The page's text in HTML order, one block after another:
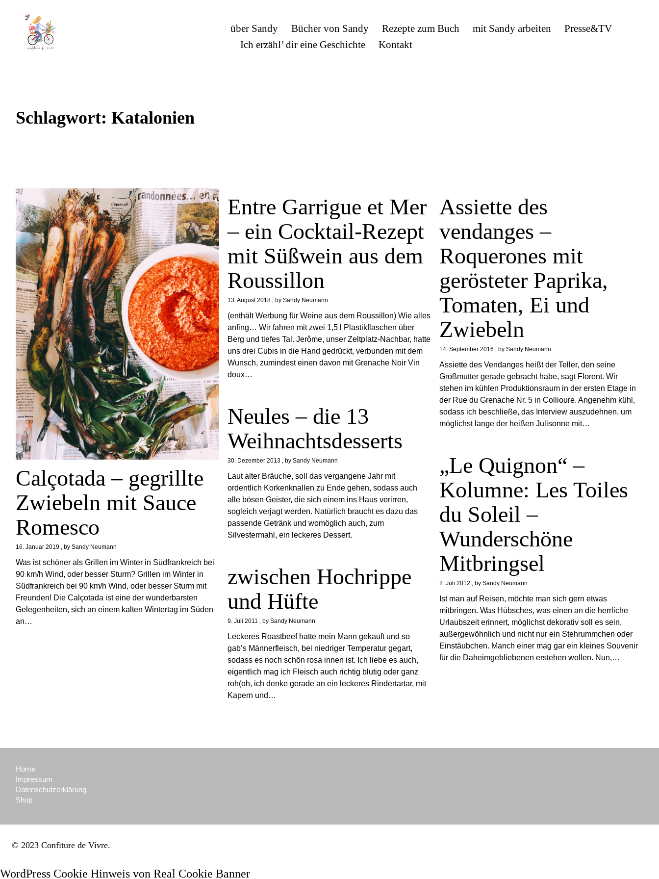
über Sandy Bücher von Sandy Rezepte zum Buch mit Sandy arbeiten
Presse&TV
Ich erzähl’ dir eine Geschichte
Kontakt
Schlagwort:Katalonien
Calçotada – gegrillte
Zwiebeln mit Sauce
Romesco
16. Januar 2019 bySandy Neumann
Was ist schöner als Grillen im Winter in Südfrankreich bei
90 km/h Wind, oder besser Sturm? Grillen im Winter in
Südfrankreich bei 90 km/h Wind, oder besser Sturm mit
Freunden! Die Calçotada ist eine der wunderbarsten
Gelegenheiten, sich an einem kalten Wintertag im Süden
an…
Entre Garrigue et Mer
– ein Cocktail-Rezept
mit Süßwein aus dem
Roussillon
13. August 2018 bySandy Neumann
(enthält Werbung für Weine aus dem Roussillon) Wie alles
anfing… Wir fahren mit zwei 1,5 l Plastikflaschen über
Berg und tiefes Tal. Jerôme, unser Zeltplatz-Nachbar, hatte
uns drei Cubis in die Hand gedrückt, verbunden mit dem
Wunsch, zumindest einen davon mit Grenache Noir Vin
doux…
Assiette des
vendanges –
Roquerones mit
gerösteter Paprika,
Tomaten, Ei und
Zwiebeln
14. September 2016 by Sandy Neumann
Assiette des Vendanges heißt der Teller, den seine
Großmutter gerade gebracht habe, sagt Florent. Wir
stehen im kühlen Produktionsraum in der ersten Etage in
der Rue du Grenache Nr. 5 in Collioure. Angenehm kühl,
sodass ich beschließe, das Interview auszudehnen, um
möglichst lange der heißen Julisonne mit…
Neules – die 13
Weihnachtsdesserts
30. Dezember 2013 bySandy Neumann
Laut alter Bräuche, soll das vergangene Jahr mit
ordentlich Korkenknallen zu Ende gehen, sodass auch
alle bösen Geister, die sich einem ins Haus verirren,
sogleich verjagt werden. Natürlich braucht es dazu das
passende Getränk und womöglich auch, zum
Silvestermahl, ein leckeres Dessert.
„Le Quignon“ –
Kolumne: Les Toiles
du Soleil –
Wunderschöne
Mitbringsel
2. Juli 2012 by Sandy Neumann
Ist man auf Reisen, möchte man sich gern etwas
mitbringen. Was Hübsches, was einen an die herrliche
Urlaubszeit erinnert, möglichst dekorativ soll es sein,
außergewöhnlich und nicht nur ein Stehrummchen oder
Einstäubchen. Manch einer mag gar ein kleines Souvenir
für die Daheimgebliebenen erstehen wollen. Nun,…
zwischen Hochrippe
und Hüfte
9. Juli 2011 bySandy Neumann
Leckeres Roastbeef hatte mein Mann gekauft und so
gab’s Männerfleisch, bei niedriger Temperatur gegart,
sodass es noch schön rosa innen ist. Ich liebe es auch,
eigentlich mag ich Fleisch auch richtig blutig oder ganz
roh(oh, ich denke gerade an ein leckeres Rindertartar, mit
Kapern und…
Home
Impressum
Datenschutzerklärung
Shop
© 2023 Confiture de Vivre
WordPress Cookie Hinweis von Real Cookie Banner